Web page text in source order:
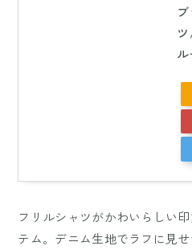
フリルシャツがかわいらしい
テム。デニム生地でラフに見